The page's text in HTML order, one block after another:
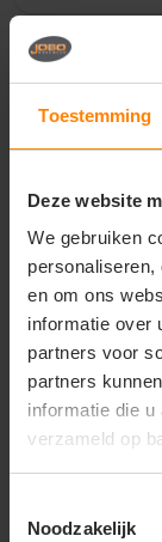
Toestemming
Deze website
We gebruiken
en om ons
informatie over
partners voor
partners
informatie die
verzameld op
Noodzakelijk
Vragen?
mail
store
Bezoek
Dit vind
Items van